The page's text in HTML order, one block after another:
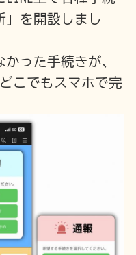
」を開設しまし
った手続きが、
こでもスマホで完